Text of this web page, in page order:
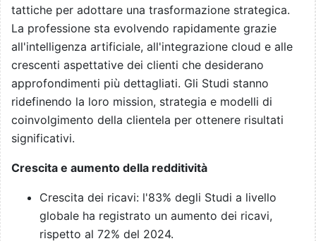
tattiche per adottare una trasformazione strategica.
La professione sta evolvendo rapidamente grazie
all'intelligenza artificiale, all'integrazione cloud e alle
crescenti aspettative dei clienti che desiderano
approfondimenti più dettagliati. Gli Studi stanno
ridefinendo la loro mission, strategia e modelli di
coinvolgimento della clientela per ottenere risultati
significativi.
Crescita e aumento della redditività
Crescita dei ricavi: l'83% degli Studi a livello
globale ha registrato un aumento dei ricavi,
rispetto al 72% del 2024.